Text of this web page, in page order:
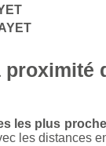
proximité
les plus
les distances